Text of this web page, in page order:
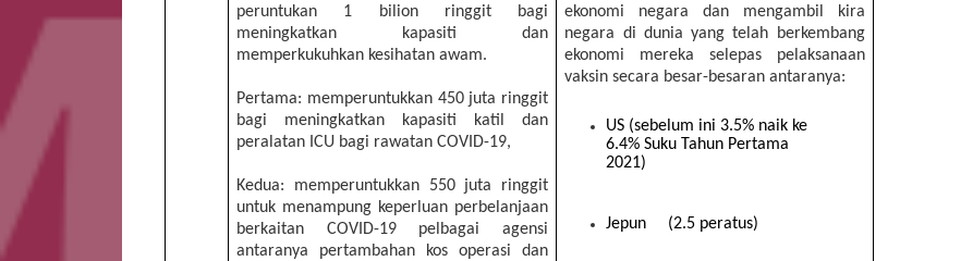
peruntukan 1 bilion ringgit bagi
meningkatkan kapasiti dan
memperkukuhkan kesihatan awam.
Pertama: memperuntukkan 450 juta ringgit
bagi meningkatkan kapasiti katil dan
peralatan ICU bagi rawatan COVID-19,
Kedua: memperuntukkan 550 juta ringgit
untuk menampung keperluan perbelanjaan
berkaitan COVID-19 pelbagai agensi
antaranya pertambahan kos operasi dan
ekonomi negara dan mengambil kira
negara di dunia yang telah berkembang
ekonomi mereka selepas pelaksanaan
vaksin secara besar-besaran antaranya:
US (sebelum ini 3.5% naik ke
6.4% Suku Tahun Pertama
2021)
Jepun (2.5 peratus)